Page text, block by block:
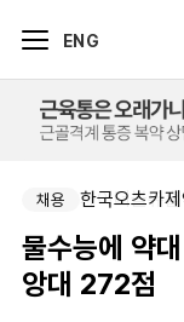
ENG
채용
채용
물수능에 약
앙대 272점